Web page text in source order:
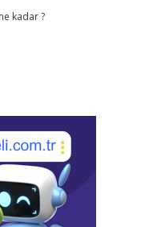
kadar ?